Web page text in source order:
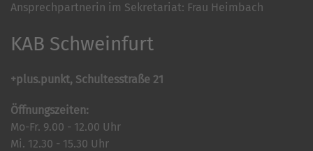
Ansprechpartnerin im Sekretariat: Frau Heimbach
KAB Schweinfurt
+plus.punkt, Schultesstraße 21
Öffnungszeiten:
Mo-Fr. 9.00 - 12.00 Uhr
Mi. 12.30 - 15.30 Uhr